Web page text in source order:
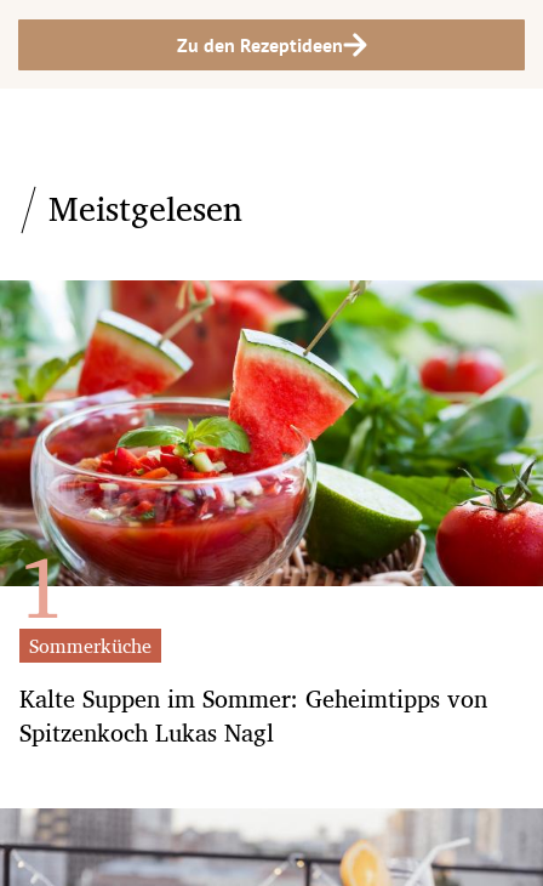
Zu den Rezeptideen
Meistgelesen
Sommerküche
Kalte Suppen im Sommer: Geheimtipps von
Spitzenkoch Lukas Nagl